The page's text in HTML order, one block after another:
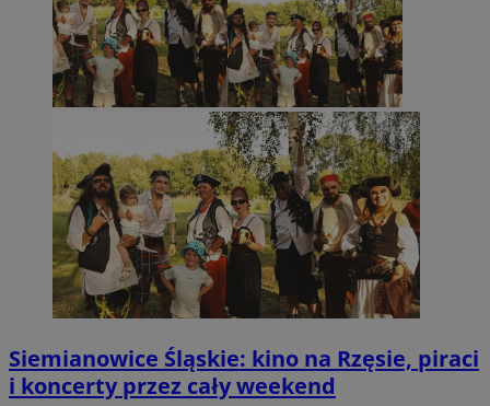
Siemianowice Śląskie: kino na Rzęsie, piraci
i koncerty przez cały weekend